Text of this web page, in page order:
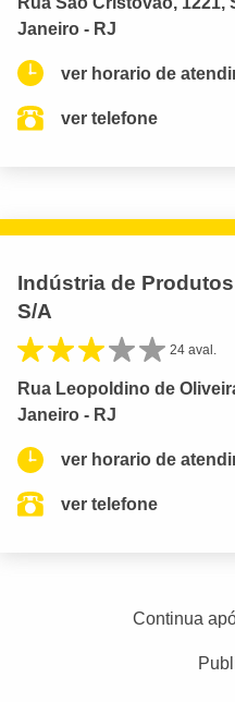
Janeiro - RJ
ver horario de
ver telefone
Indústria de
S/A
24 aval.
Rua Leopoldino de
Janeiro - RJ
ver horario de
ver telefone
Continua